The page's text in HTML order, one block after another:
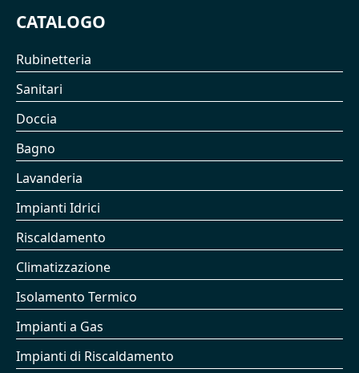
CATALOGO
Rubinetteria
Sanitari
Doccia
Bagno
Lavanderia
Impianti Idrici
Riscaldamento
Climatizzazione
Isolamento Termico
Impianti a Gas
Impianti di Riscaldamento